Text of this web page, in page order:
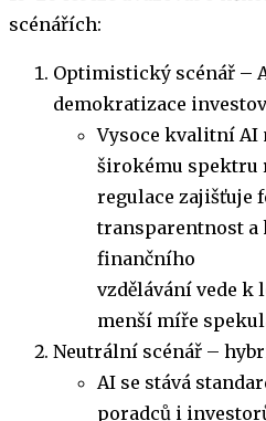
scénářích:
Optimistický scénář –
demokratizace
Vysoce kvalitní AI
širokému spektru
regulace zajišťuje
transparentnost a
finančního
vzdělávání vede k
menší míře
Neutrální scénář –
AI se stává
poradců i